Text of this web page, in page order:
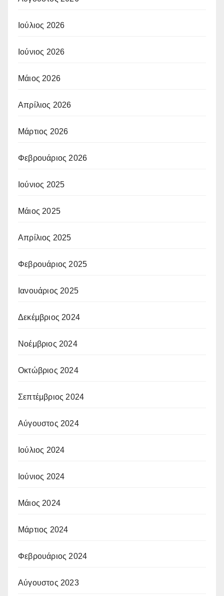
Ιούλιος 2026
Ιούνιος 2026
Μάιος 2026
Απρίλιος 2026
Μάρτιος 2026
Φεβρουάριος 2026
Ιούνιος 2025
Μάιος 2025
Απρίλιος 2025
Φεβρουάριος 2025
Ιανουάριος 2025
Δεκέμβριος 2024
Νοέμβριος 2024
Οκτώβριος 2024
Σεπτέμβριος 2024
Αύγουστος 2024
Ιούλιος 2024
Ιούνιος 2024
Μάιος 2024
Μάρτιος 2024
Φεβρουάριος 2024
Αύγουστος 2023